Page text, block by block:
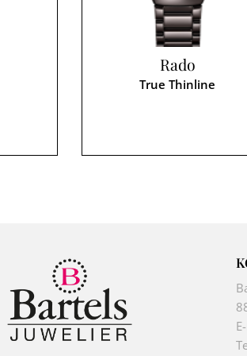
Rado
True Thinline